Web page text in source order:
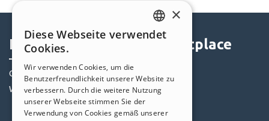
Help Center
Community
Websites von Nutzern
Marketplace
Templates
Objekte
Credits
ENGLISH
GERMAN
SPANISH
×
Diese Webseite verwendet
Cookies.
Wir verwenden Cookies, um die
Benutzerfreundlichkeit unserer Website zu
verbessern. Durch die weitere Nutzung
unserer Webseite stimmen Sie der
Verwendung von Cookies gemäß unserer